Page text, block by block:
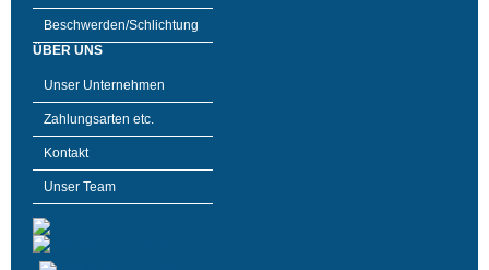
Beschwerden/Schlichtung
ÜBER UNS
Unser Unternehmen
Zahlungsarten etc.
Kontakt
Unser Team